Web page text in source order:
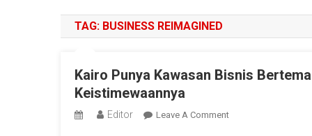
TAG: BUSINESS REIMAGINED
Kairo Punya Kawasan Bisnis
Keistimewaannya
Editor Leave A CommentOn